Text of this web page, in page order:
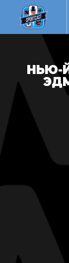
НЬЮ-